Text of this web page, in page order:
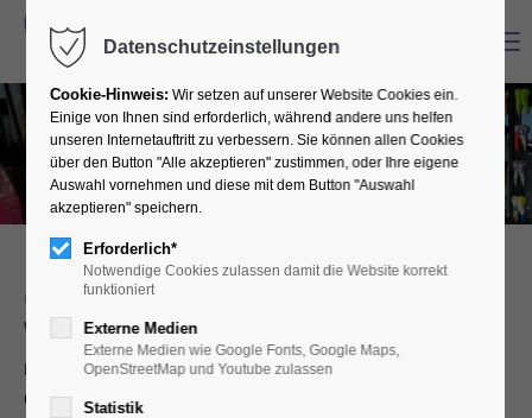
GEN Zahntechnik
Wir freuen uns auf Euer Kommen!
Innungs-Event zum Mitmachen, Austauschen, Informieren,
Quatschen, Spaß haben, mit interessanten Vorträgen, Workshops
Datenschutzeinstellungen
Cookie-Hinweis: Wir setzen auf unserer Website Cookies ein.
Einige von Ihnen sind erforderlich, während andere uns helfen
unseren Internetauftritt zu verbessern. Sie können allen Cookies
über den Button "Alle akzeptieren" zustimmen, oder Ihre eigene
Auswahl vornehmen und diese mit dem Button "Auswahl
akzeptieren" speichern.
Erforderlich*
Notwendige Cookies zulassen damit die Website korrekt
funktioniert
Externe Medien
Externe Medien wie Google Fonts, Google Maps,
OpenStreetMap und Youtube zulassen
Statistik